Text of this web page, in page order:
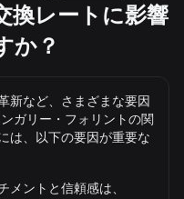
の価格動向は？
（DOGE）の交換レ
ドージコイン
換レートに影響
か？
新など、さまざまな要因
ガリー・フォリントの関
は、以下の要因が重要な
メントと信頼感は、